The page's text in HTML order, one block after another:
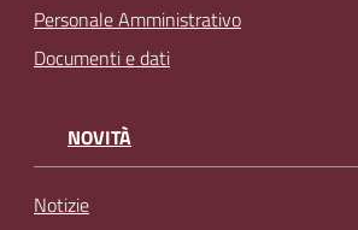
Personale Amministrativo
Documenti e dati
NOVITÀ
Notizie